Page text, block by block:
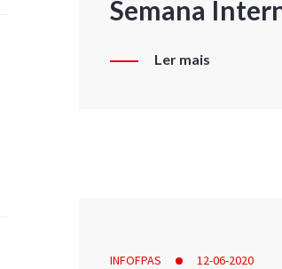
Semana
Ler mais
INFOFPAS 12-06-2020